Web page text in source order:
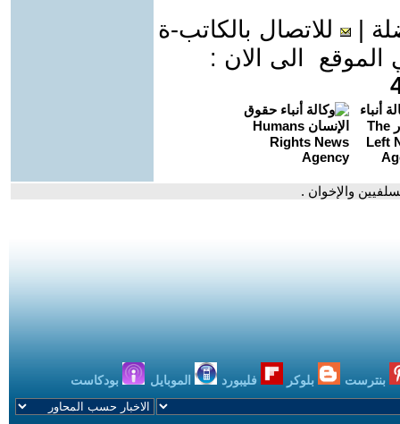
للاتصال بالكاتب-ة
الى الان :
والإخوان .
بنترست بلوكر فليبورد الموبايل بودكاست